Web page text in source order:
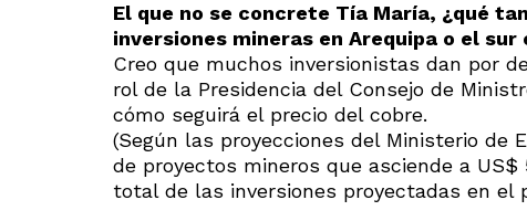
El que no se concrete Tía María, ¿qué
inversiones mineras en Arequipa o el sur
Creo que muchos inversionistas dan por
rol de la Presidencia del Consejo de
cómo seguirá el precio del cobre.
(Según las proyecciones del Ministerio de
de proyectos mineros que asciende a
total de las inversiones proyectadas en el